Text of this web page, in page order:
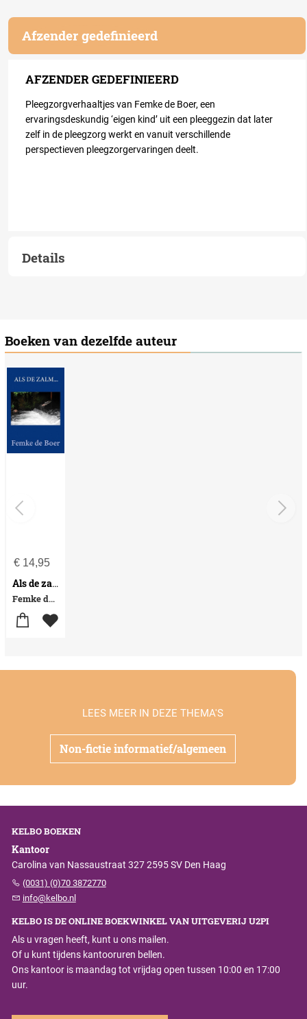
Afzender gedefinieerd
AFZENDER GEDEFINIEERD
Pleegzorgverhaaltjes van Femke de Boer, een
ervaringsdeskundig ‘eigen kind’ uit een pleeggezin dat later
zelf in de pleegzorg werkt en vanuit verschillende
perspectieven pleegzorgervaringen deelt.
Details
Boeken van dezelfde auteur
€14,95
Als de zalm
Femke de Boer
Non-fictie informatief/algemeen
LEES MEER IN DEZE THEMA'S
KELBO BOEKEN
Kantoor
Carolina van Nassaustraat 327 2595 SV Den Haag
(0031) (0)70 3872770
info@kelbo.nl
KELBO IS DE ONLINE BOEKWINKEL VAN UITGEVERIJ U2PI
Als u vragen heeft, kunt u ons mailen.
Of u kunt tijdens kantooruren bellen.
Ons kantoor is maandag tot vrijdag open tussen 10:00 en 17:00
uur.